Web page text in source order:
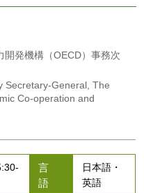
開発機構（OECD）事務次
Secretary-General, The
Co-operation and
言
語
日本語・
英語